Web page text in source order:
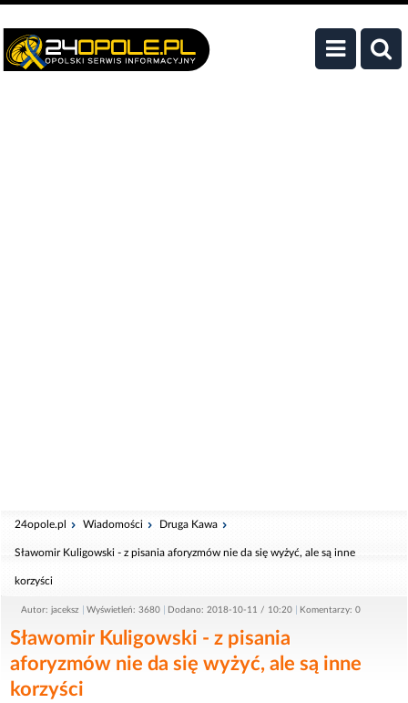
24opole.pl Wiadomości Druga Kawa
Sławomir Kuligowski - z pisania aforyzmów nie da się wyżyć, ale są inne
korzyści
Autor: jaceksz Wyświetleń: 3680 Dodano: 2018-10-11 / 10:20 Komentarzy: 0
Sławomir Kuligowski - z pisania
aforyzmów nie da się wyżyć, ale są inne
korzyści